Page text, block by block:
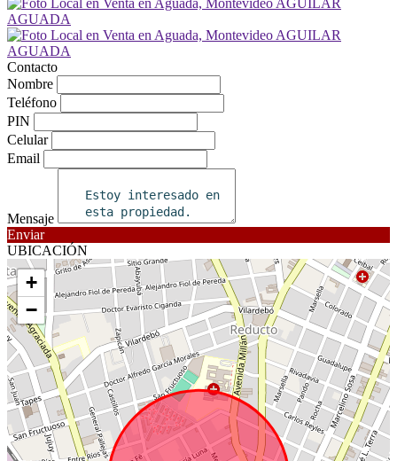
Contacto
Nombre
Teléfono
PIN
Celular
Email
Mensaje
Enviar
UBICACIÓN
+
−